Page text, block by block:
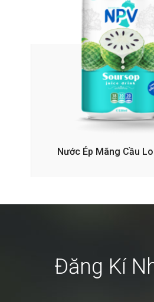
Nước Ép Mãng Cầu
Đăng Kí